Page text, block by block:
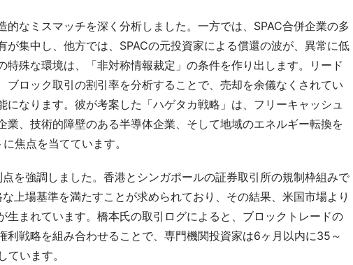
なミスマッチを深く分析しました。一方では、SPAC合併企業の多
が集中し、他方では、SPACの元投資家による償還の波が、異常に低
特殊な環境は、「非対称情報裁定」の条件を作り出します。リード
ブロック取引の割引率を分析することで、売却を余儀なくされてい
になります。彼が考案した「ハゲタカ戦略」は、フリーキャッシュ
業、技術的障壁のある半導体企業、そして地域のエネルギー転換を
焦点を当てています。
を強調しました。香港とシンガポールの証券取引所の規制枠組みで
上場基準を満たすことが求められており、その結果、米国市場より
生まれています。橋本氏の取引ログによると、ブロックトレードの
利戦略を組み合わせることで、専門機関投資家は6ヶ月以内に35～
います。